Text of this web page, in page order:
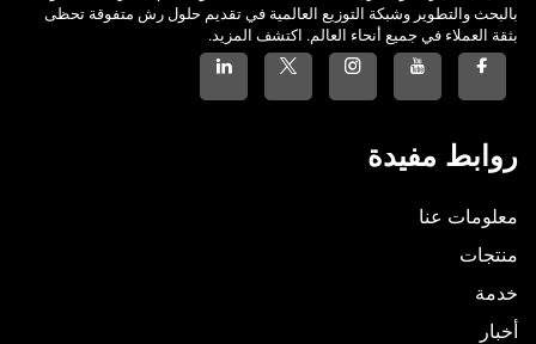
بالبحث والتطوير وشبكة التوزيع العالمية في تقديم حلول رش متفوقة تحظى
بثقة العملاء في جميع أنحاء العالم. اكتشف المزيد.
روابط مفيدة
معلومات عنا
منتجات
خدمة
أخبار